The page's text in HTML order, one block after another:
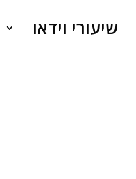
שיעורי וידאו